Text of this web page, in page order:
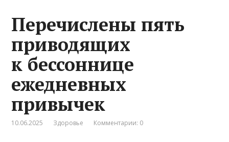
Перечислены пять
приводящих
к бессоннице
ежедневных
привычек
10.06.2025 Здоровье Комментарии: 0